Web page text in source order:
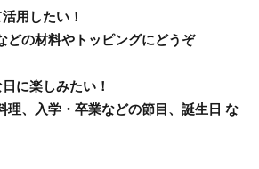
用したい！
の材料やトッピングにどうぞ
に楽しみたい！
、入学・卒業などの節目、誕生日 な